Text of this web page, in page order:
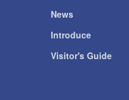
News
Introduce
Visitor's Guide